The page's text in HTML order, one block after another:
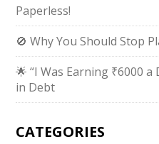
Paperless!
🚫 Why You Should Stop
🌟 “I Was Earning ₹6000
in Debt
CATEGORIES